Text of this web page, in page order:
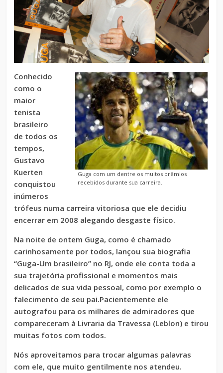
Guga com um dentre os muitos prêmios
recebidos durante sua carreira.
Conhecido
como o
maior
tenista
brasileiro
de todos os
tempos,
Gustavo
Kuerten
conquistou
inúmeros
trófeus numa carreira vitoriosa que ele decidiu
encerrar em 2008 alegando desgaste físico.
Na noite de ontem Guga, como é chamado
carinhosamente por todos, lançou sua biografia
“Guga-Um brasileiro” no RJ, onde ele conta toda a
sua trajetória profissional e momentos mais
delicados de sua vida pessoal, como por exemplo o
falecimento de seu pai.Pacientemente ele
autografou para os milhares de admiradores que
compareceram à Livraria da Travessa (Leblon) e tirou
muitas fotos com todos.
Nós aproveitamos para trocar algumas palavras
com ele, que muito gentilmente nos atendeu.